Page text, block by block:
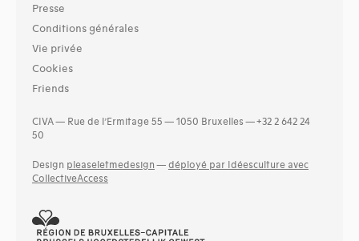
Presse
Conditions générales
Vie privée
Cookies
Friends
CIVA — Rue de l’Ermitage 55 — 1050 Bruxelles — +32 2 642 24
50
Design pleaseletmedesign — déployé par Idéesculture avec
CollectiveAccess